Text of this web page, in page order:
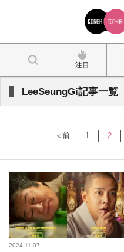
注目
LeeSeungGi記事一覧
＜前 1 2
2024.11.07